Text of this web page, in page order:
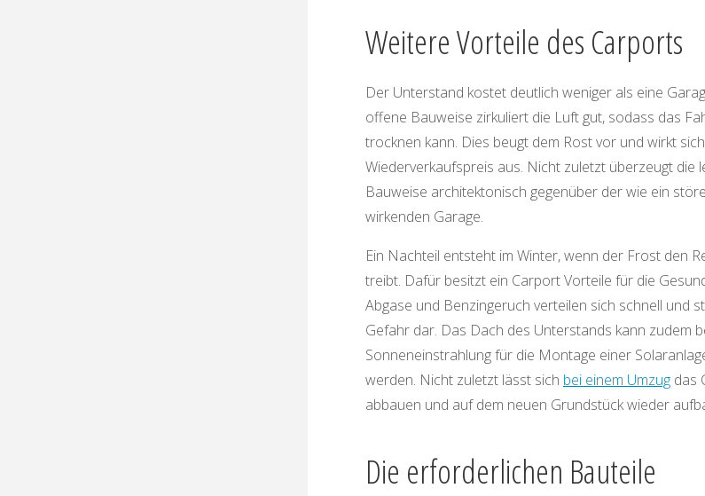
Weitere Vorteile des Carports
Der Unterstand kostet deutlich weniger als eine
offene Bauweise zirkuliert die Luft gut, sodass das
trocknen kann. Dies beugt dem Rost vor und wirkt
Wiederverkaufspreis aus. Nicht zuletzt überzeugt die
Bauweise architektonisch gegenüber der wie ein
wirkenden Garage.
Ein Nachteil entsteht im Winter, wenn der Frost den
treibt. Dafür besitzt ein Carport Vorteile für die
Abgase und Benzingeruch verteilen sich schnell und
Gefahr dar. Das Dach des Unterstands kann zudem
Sonneneinstrahlung für die Montage einer
werden. Nicht zuletzt lässt sich bei einem Umzugdas
abbauen und auf dem neuen Grundstück wieder
Die erforderlichen Bauteile